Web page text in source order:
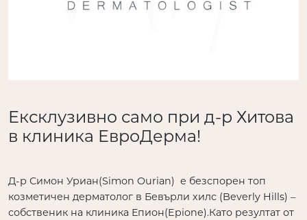
Ексклузивно само при д-р Хитова
в клиника ЕвроДерма!
Д-р Симон Уриан(Simon Ourian) е безспорен топ
козметичен дерматолог в Бевърли хилс (Beverly Hills) –
собственик на клиника Епион(Epione).Като резултат от